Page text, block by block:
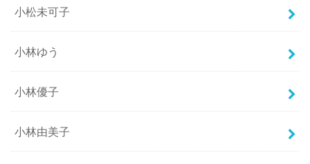
小松未可子
小林ゆう
小林優子
小林由美子